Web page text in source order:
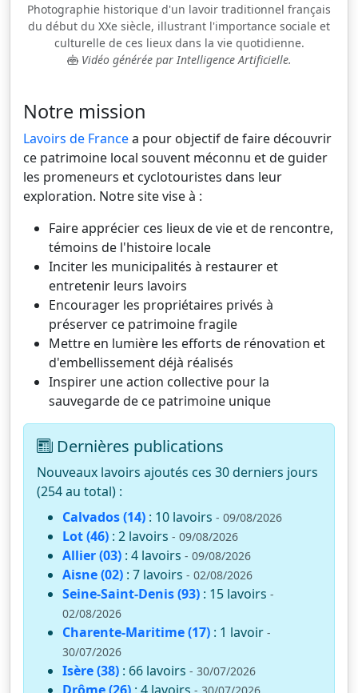
Photographie historique d'un lavoir traditionnel français
du début du XXe siècle, illustrant l'importance sociale et
culturelle de ces lieux dans la vie quotidienne.
Vidéo générée par Intelligence Artificielle.
Notre mission
Lavoirs de Francea pour objectif de faire découvrir
ce patrimoine local souvent méconnu et de guider
les promeneurs et cyclotouristes dans leur
exploration. Notre site vise à :
Faire apprécier ces lieux de vie et de rencontre,
témoins de l'histoire locale
Inciter les municipalités à restaurer et
entretenir leurs lavoirs
Encourager les propriétaires privés à
préserver ce patrimoine fragile
Mettre en lumière les efforts de rénovation et
d'embellissement déjà réalisés
Inspirer une action collective pour la
sauvegarde de ce patrimoine unique
Dernières publications
Nouveaux lavoirs ajoutés ces 30 derniers jours
(254 au total) :
Calvados (14) : 10 lavoirs - 09/08/2026
Lot (46) : 2 lavoirs - 09/08/2026
Allier (03) : 4 lavoirs - 09/08/2026
Aisne (02) : 7 lavoirs - 02/08/2026
Seine-Saint-Denis (93) : 15 lavoirs -
02/08/2026
Charente-Maritime (17) : 1 lavoir -
30/07/2026
Isère (38) : 66 lavoirs - 30/07/2026